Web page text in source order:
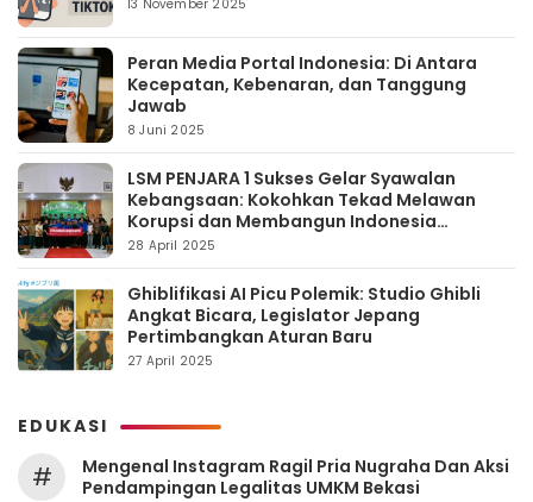
13 November 2025
Peran Media Portal Indonesia: Di Antara
Kecepatan, Kebenaran, dan Tanggung
Jawab
8 Juni 2025
LSM PENJARA 1 Sukses Gelar Syawalan
Kebangsaan: Kokohkan Tekad Melawan
Korupsi dan Membangun Indonesia
Berintegritas
28 April 2025
Ghiblifikasi AI Picu Polemik: Studio Ghibli
Angkat Bicara, Legislator Jepang
Pertimbangkan Aturan Baru
27 April 2025
EDUKASI
#
Mengenal Instagram Ragil Pria Nugraha Dan Aksi
Pendampingan Legalitas UMKM Bekasi